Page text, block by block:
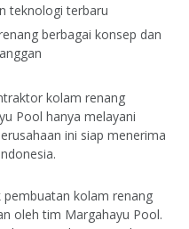
teknologi terbaru
berbagai konsep dan
kolam renang
Pool hanya melayani
ini siap menerima
pembuatan kolam renang
oleh tim Margahayu Pool.